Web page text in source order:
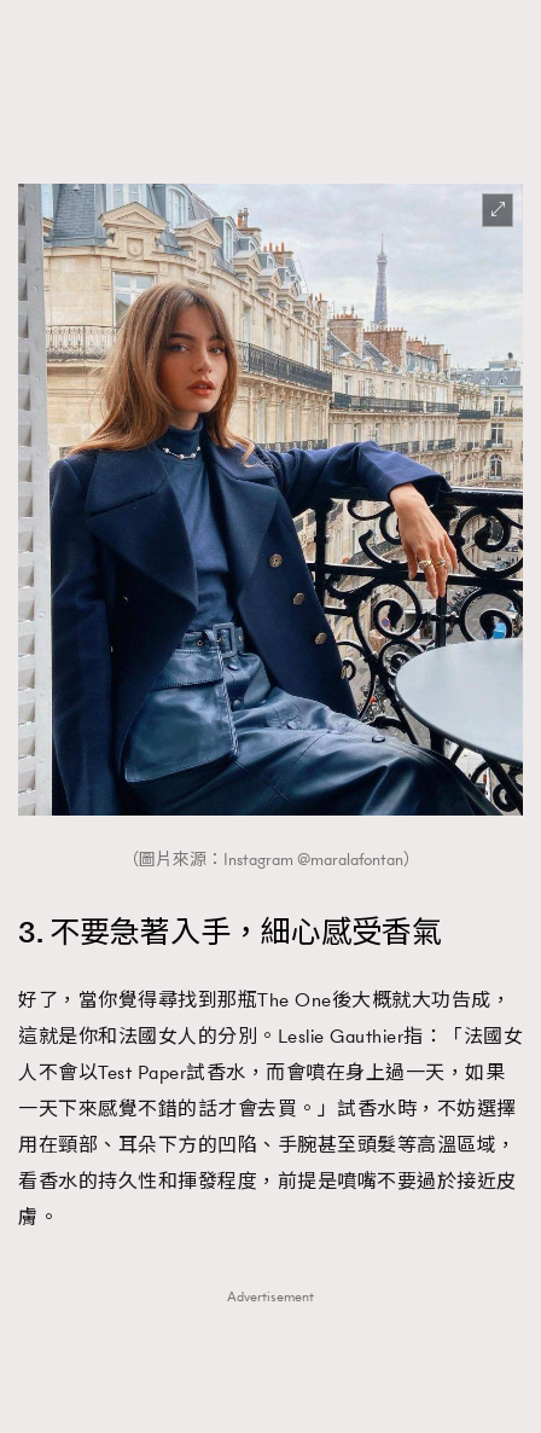
（圖片來源：Instagram @maralafontan）
3. 不要急著入手，細心感受香氣
好了，當你覺得尋找到那瓶The One後大概就大功告成，
這就是你和法國女人的分別。Leslie Gauthier指：「法國女
人不會以Test Paper試香水，而會噴在身上過一天，如果
一天下來感覺不錯的話才會去買。」試香水時，不妨選擇
用在頸部、耳朵下方的凹陷、手腕甚至頭髮等高溫區域，
看香水的持久性和揮發程度，前提是噴嘴不要過於接近皮
膚。
Advertisement